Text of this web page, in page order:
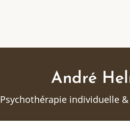
André
Psychothérapie individuelle